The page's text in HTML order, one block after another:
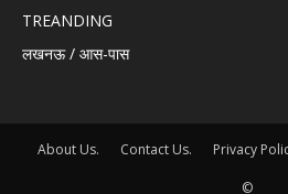
TREANDING
लखनऊ / आस-पास
About Us. Contact Us. Privacy
©